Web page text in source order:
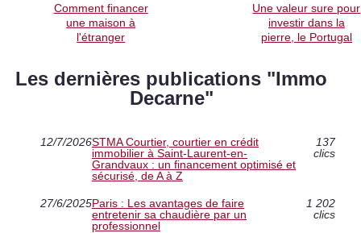
Comment financer
une maison à
l'étranger
Une valeur sure pour
investir dans la
pierre, le Portugal
Les dernières publications "Immo
Decarne"
12/7/2026STMA Courtier, courtier en crédit
immobilier à Saint-Laurent-en-
Grandvaux : un financement optimisé et
sécurisé, de A à Z
137
clics
27/6/2025Paris : Les avantages de faire
entretenir sa chaudière par un
professionnel
1 202
clics